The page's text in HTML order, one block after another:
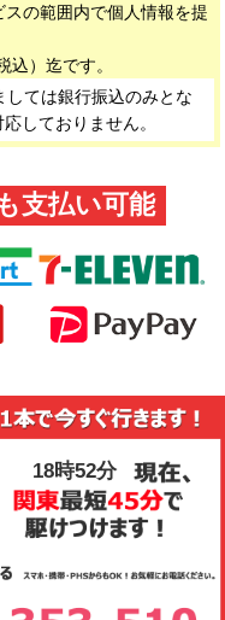
の範囲内で個人情報を提
）迄です。
ては銀行振込のみとな
しておりません。
支払い可能
18時52分